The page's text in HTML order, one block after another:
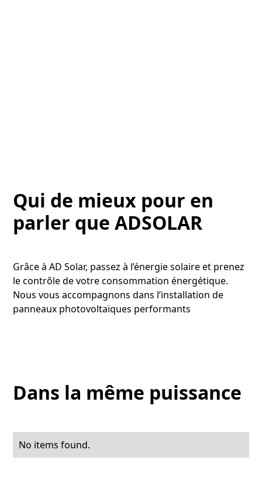
Qui de mieux pour en
parler que ADSOLAR
Grâce à AD Solar, passez à l’énergie solaire et prenez
le contrôle de votre consommation énergétique.
Nous vous accompagnons dans l’installation de
panneaux photovoltaïques performants
Dans la même puissance
No items found.